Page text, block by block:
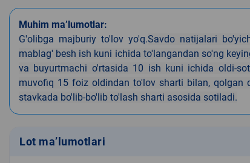
Muhim ma’lumotlar:
G'olibga majburiy to'lov yo'q.Savdo natijalari
mablag' besh ish kuni ichida to'langandan so'ng
va buyurtmachi o'rtasida 10 ish kuni ichida oldi-
muvofiq 15 foiz oldindan to'lov sharti bilan,
stavkada bo'lib-bo'lib to'lash sharti asosida sotiladi.
Lot ma’lumotlari